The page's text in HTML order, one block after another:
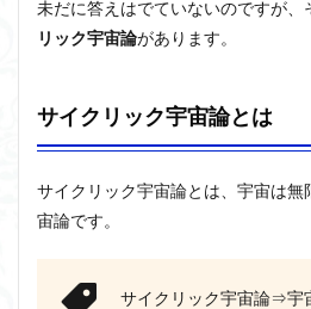
未だに答えはでていないのですが、
リック宇宙論があります。
サイクリック宇宙論とは
サイクリック宇宙論とは、宇宙は
宙論です。
サイクリック宇宙論⇒宇